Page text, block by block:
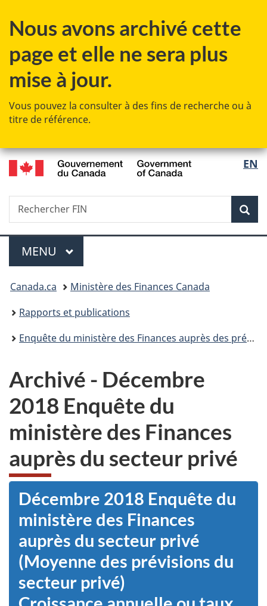
au
principal
à
Au
»
à
version
Nous avons archivé cette
page et elle ne sera plus
mise à jour.
Vous pouvez la consulter à des fins de recherche ou à
titre de référence.
de
la
EN
Recherche
Rechercher
FIN
Menu
MENU PRINCIPAL
Vous
êtes
ici :
Canada.ca
Ministère des Finances Canada
Rapports et publications
Enquête du ministère des Finances auprès des prévisionnistes économiques du secteur privé
Archivé - Décembre
2018 Enquête du
ministère des Finances
auprès du secteur privé
Décembre 2018 Enquête du
ministère des Finances
auprès du secteur privé
(Moyenne des prévisions du
secteur privé)